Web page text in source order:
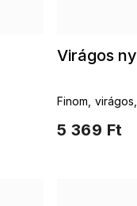
Virágos
5 369 Ft
Finom,